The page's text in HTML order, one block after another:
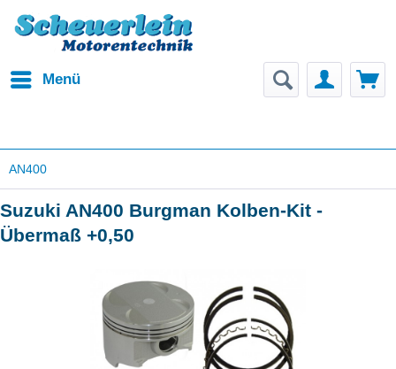
Menü
AN400
Suzuki AN400 Burgman Kolben-Kit -
Übermaß +0,50